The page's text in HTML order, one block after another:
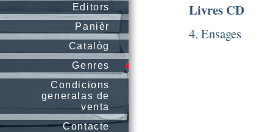
Editors
Panièr
Catalòg
Genres
Condicions
generalas de
venta
Contacte
Livres CD
4. Ensages